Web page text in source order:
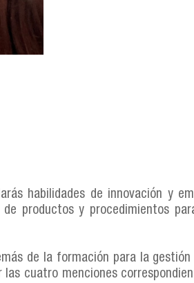
habilidades de innovación y
productos y procedimientos
de la formación para la
cuatro menciones